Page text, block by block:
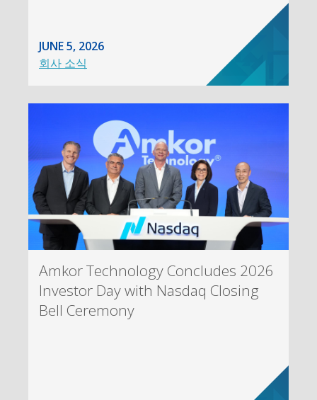
JUNE 5, 2026
회사 소식
Amkor Technology Concludes 2026
Investor Day with Nasdaq Closing
Bell Ceremony